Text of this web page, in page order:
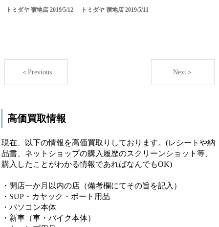
トミダヤ 宿地店 2019/5/12 トミダヤ 宿地店 2019/5/11
＜Previous Next＞
高価買取情報
現在、以下の情報を高価買取りしております。(レシートや納
品書、ネットショップの購入履歴のスクリーンショット等、
購入したことがわかる情報であればなんでもOK)
・開店一か月以内の店（備考欄にてその旨を記入）
・SUP・カヤック・ボート用品
・パソコン本体
・新車（車・バイク本体）